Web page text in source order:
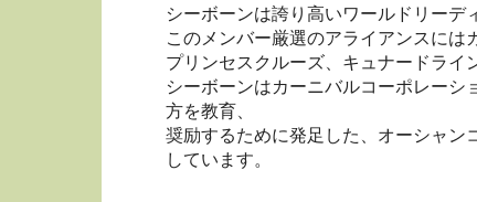
シーボーンは誇り高いワールドリーデ
このメンバー厳選のアライアンスには
プリンセスクルーズ、キュナードライ
シーボーンはカーニバルコーポレーシ
方を教育、
奨励するために発足した、オーシャン
しています。